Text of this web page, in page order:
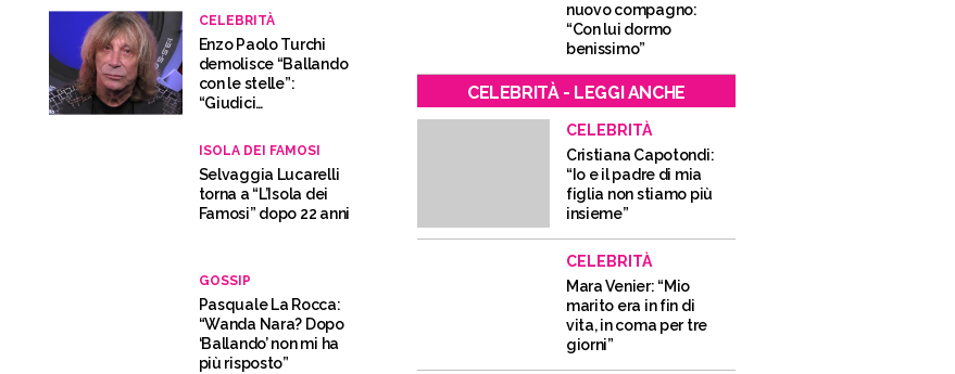
CELEBRITÀ
Enzo Paolo Turchi
demolisce “Ballando
con le stelle”:
“Giudici
ISOLA DEI FAMOSI
Selvaggia Lucarelli
torna a “L’Isola dei
Famosi” dopo 22 anni
GOSSIP
Pasquale La Rocca:
“Wanda Nara? Dopo
‘Ballando’ non mi ha
più risposto”
nuovo compagno:
“Con lui dormo
benissimo”
CELEBRITÀ - LEGGI ANCHE
CELEBRITÀ
Cristiana Capotondi:
“Io e il padre di mia
figlia non stiamo più
insieme”
CELEBRITÀ
Mara Venier: “Mio
marito era in fin di
vita, in coma per tre
giorni”